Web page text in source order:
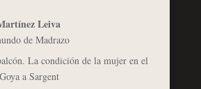
Leiva
de Madrazo
La condición de la mujer en el
a Sargent